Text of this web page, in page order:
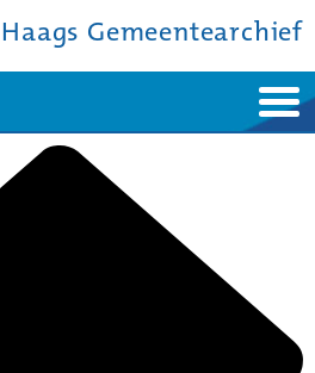
Haags Gemeentearchief